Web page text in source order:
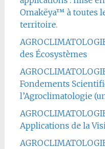
Omakëya™ à toutes
territoire.
des Écosystèmes
Fondements
l’Agroclimatologie
Applications de la